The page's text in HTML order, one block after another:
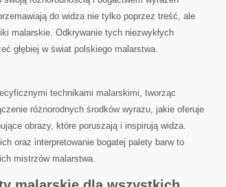
do widza nie tylko poprzez treść, ale
malarskie. Odkrywanie⁤ tych niezwykłych
głębiej w ⁢świat polskiego malarstwa.
technikami⁢ malarskimi, tworząc
różnorodnych ⁤środków ⁣wyrazu, jakie ⁢oferuje
obrazy, które poruszają​ i ⁢inspirują widza.
oraz ⁢interpretowanie bogatej palety barw ‌to
⁤mistrzów malarstwa.